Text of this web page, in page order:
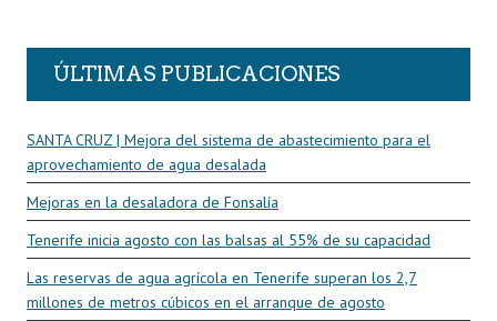
ÚLTIMAS PUBLICACIONES
SANTA CRUZ | Mejora del sistema de abastecimiento para el
aprovechamiento de agua desalada
Mejoras en la desaladora de Fonsalía
Tenerife inicia agosto con las balsas al 55% de su capacidad
Las reservas de agua agrícola en Tenerife superan los 2,7
millones de metros cúbicos en el arranque de agosto